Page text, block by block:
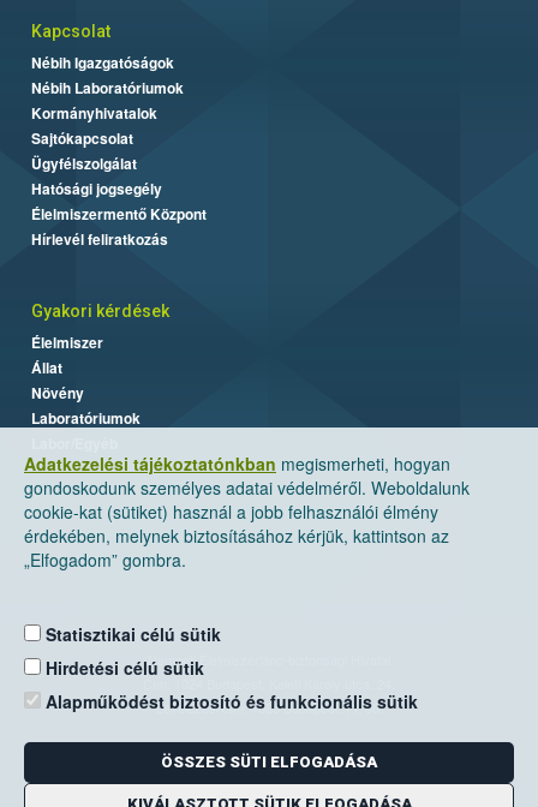
Adatkezelési tájékoztatónkban megismerheti, hogyan
gondoskodunk személyes adatai védelméről. Weboldalunk
cookie-kat (sütiket) használ a jobb felhasználói élmény
érdekében, melynek biztosításához kérjük, kattintson az
„Elfogadom” gombra.
Statisztikai célú sütik
Hirdetési célú sütik
Alapműködést biztosító és funkcionális sütik
ÖSSZES SÜTI ELFOGADÁSA
Kapcsolat
Nébih Igazgatóságok
Nébih Laboratóriumok
Kormányhivatalok
Sajtókapcsolat
Ügyfélszolgálat
Hatósági jogsegély
Élelmiszermentő Központ
Hírlevél feliratkozás
Gyakori kérdések
Élelmiszer
Állat
Növény
Laboratóriumok
Nemzeti Élelmiszerlánc-biztonsági Hivatal
Levelezési cím: 1525 Budapest. Pf. 30.
E-mail:ugyfelszolgalat@nebih.gov.hu
Zöld szám: 06-80/263-244